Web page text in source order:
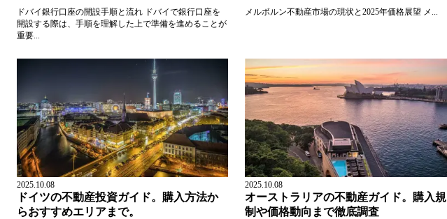
ドバイ銀行口座の開設手順と流れ ドバイで銀行口座を
開設する際は、手順を理解した上で準備を進めることが
重要...
メルボルン不動産市場の現状と2025年価格展望 メ...
2025.10.08
ドイツの不動産投資ガイド。購入方法か
らおすすめエリアまで。
2025.10.08
オーストラリアの不動産ガイド。購入規
制や価格動向まで徹底調査